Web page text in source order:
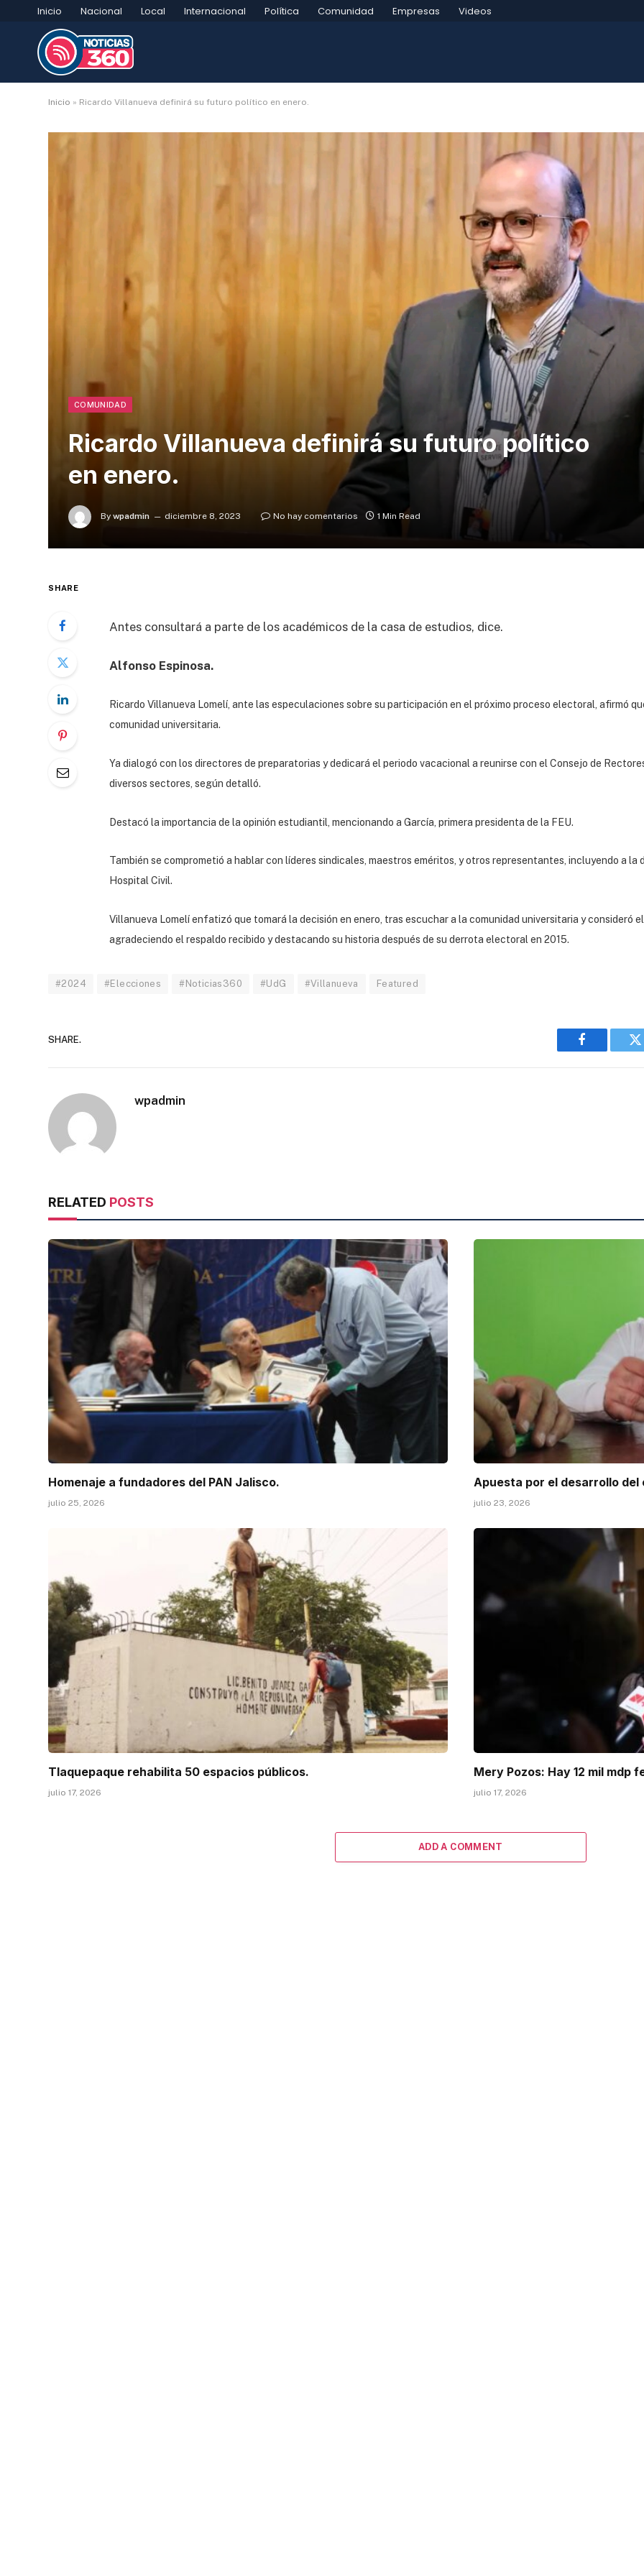
Inicio Nacional Local Internacional Política Comunidad Empresas Videos
Inicio » Ricardo Villanueva definirá su futuro político en enero.
COMUNIDAD
Ricardo Villanueva definirá su futuro político
en enero.
By wpadmin diciembre 8, 2023 No hay comentarios 1 Min Read
SHARE
Antes consultará a parte de los académicos de la casa de estudios, dice.
Alfonso Espinosa.
Ricardo Villanueva Lomelí, ante las especulaciones sobre su participación en el próximo proceso electoral, afirmó
comunidad universitaria.
Ya dialogó con los directores de preparatorias y dedicará el periodo vacacional a reunirse con el Consejo de
diversos sectores, según detalló.
Destacó la importancia de la opinión estudiantil, mencionando a García, primera presidenta de la FEU.
También se comprometió a hablar con líderes sindicales, maestros eméritos, y otros representantes, incluyendo a
Hospital Civil.
Villanueva Lomelí enfatizó que tomará la decisión en enero, tras escuchar a la comunidad universitaria y consideró
agradeciendo el respaldo recibido y destacando su historia después de su derrota electoral en 2015.
#2024 #Elecciones #Noticias360 #UdG #Villanueva Featured
SHARE.
Facebook
wpadmin
RELATED POSTS
Homenaje a fundadores del PAN Jalisco.
julio 25, 2026
Apuesta por el desarrollo
julio 23, 2026
Tlaquepaque rehabilita 50 espacios públicos.
julio 17, 2026
Mery Pozos: Hay 12 mil mdp
julio 17, 2026
ADD A COMMENT